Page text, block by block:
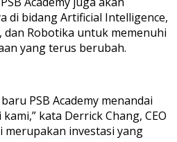
di bidang Artificial Intelligence,
dan Robotika untuk memenuhi
yang terus berubah.
PSB Academy menandai
kata Derrick Chang, CEO
merupakan investasi yang